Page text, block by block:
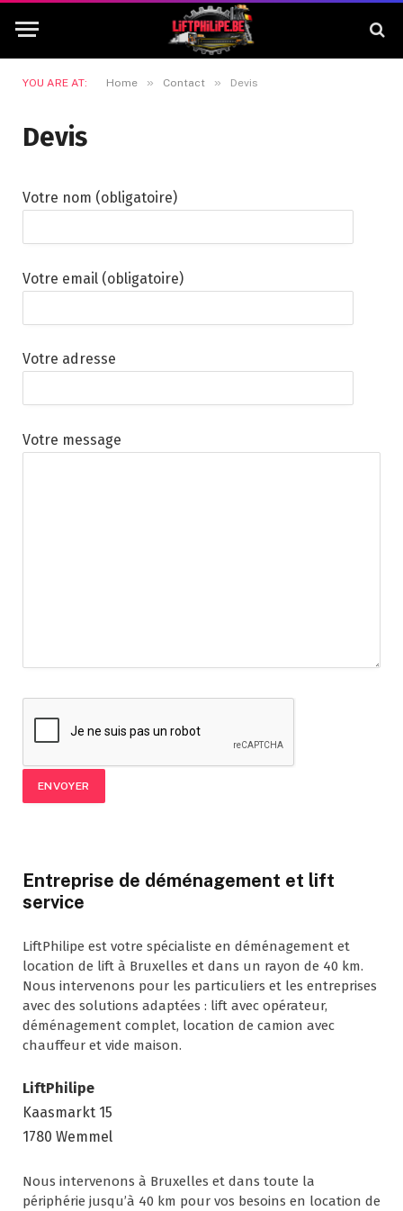
YOU ARE AT: Home » Contact » Devis
Devis
Votre nom (obligatoire)
Votre email (obligatoire)
Votre adresse
Votre message
Entreprise de déménagement et lift
service
LiftPhilipe est votre spécialiste en déménagement et
location de lift à Bruxelles et dans un rayon de 40 km.
Nous intervenons pour les particuliers et les entreprises
avec des solutions adaptées : lift avec opérateur,
déménagement complet, location de camion avec
chauffeur et vide maison.
LiftPhilipe
Kaasmarkt 15
1780 Wemmel
Nous intervenons à Bruxelles et dans toute la
périphérie jusqu’à 40 km pour vos besoins en location de